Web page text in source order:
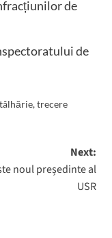
de
de
tâlhărie,trecere
Next:
noul președinte al
USR